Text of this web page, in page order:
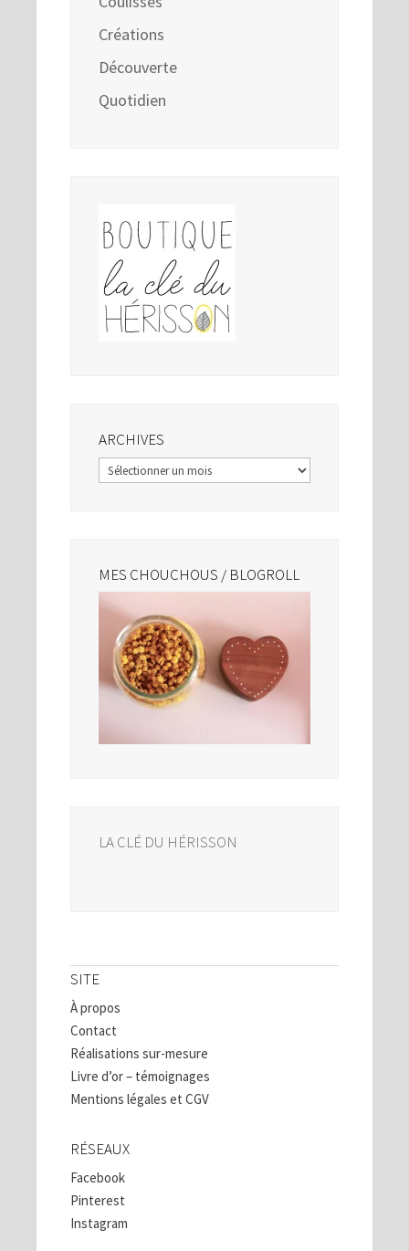
Créations
Découverte
Quotidien
ARCHIVES
Archives
MES CHOUCHOUS / BLOGROLL
LA CLÉ DU HÉRISSON
SITE
À propos
Contact
Réalisations sur-mesure
Livre d’or – témoignages
Mentions légales et CGV
RÉSEAUX
Facebook
Pinterest
Instagram